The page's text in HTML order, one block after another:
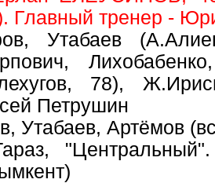
Главный тренер -
Утабаев
78),
Петрушин
Утабаев, Артёмов